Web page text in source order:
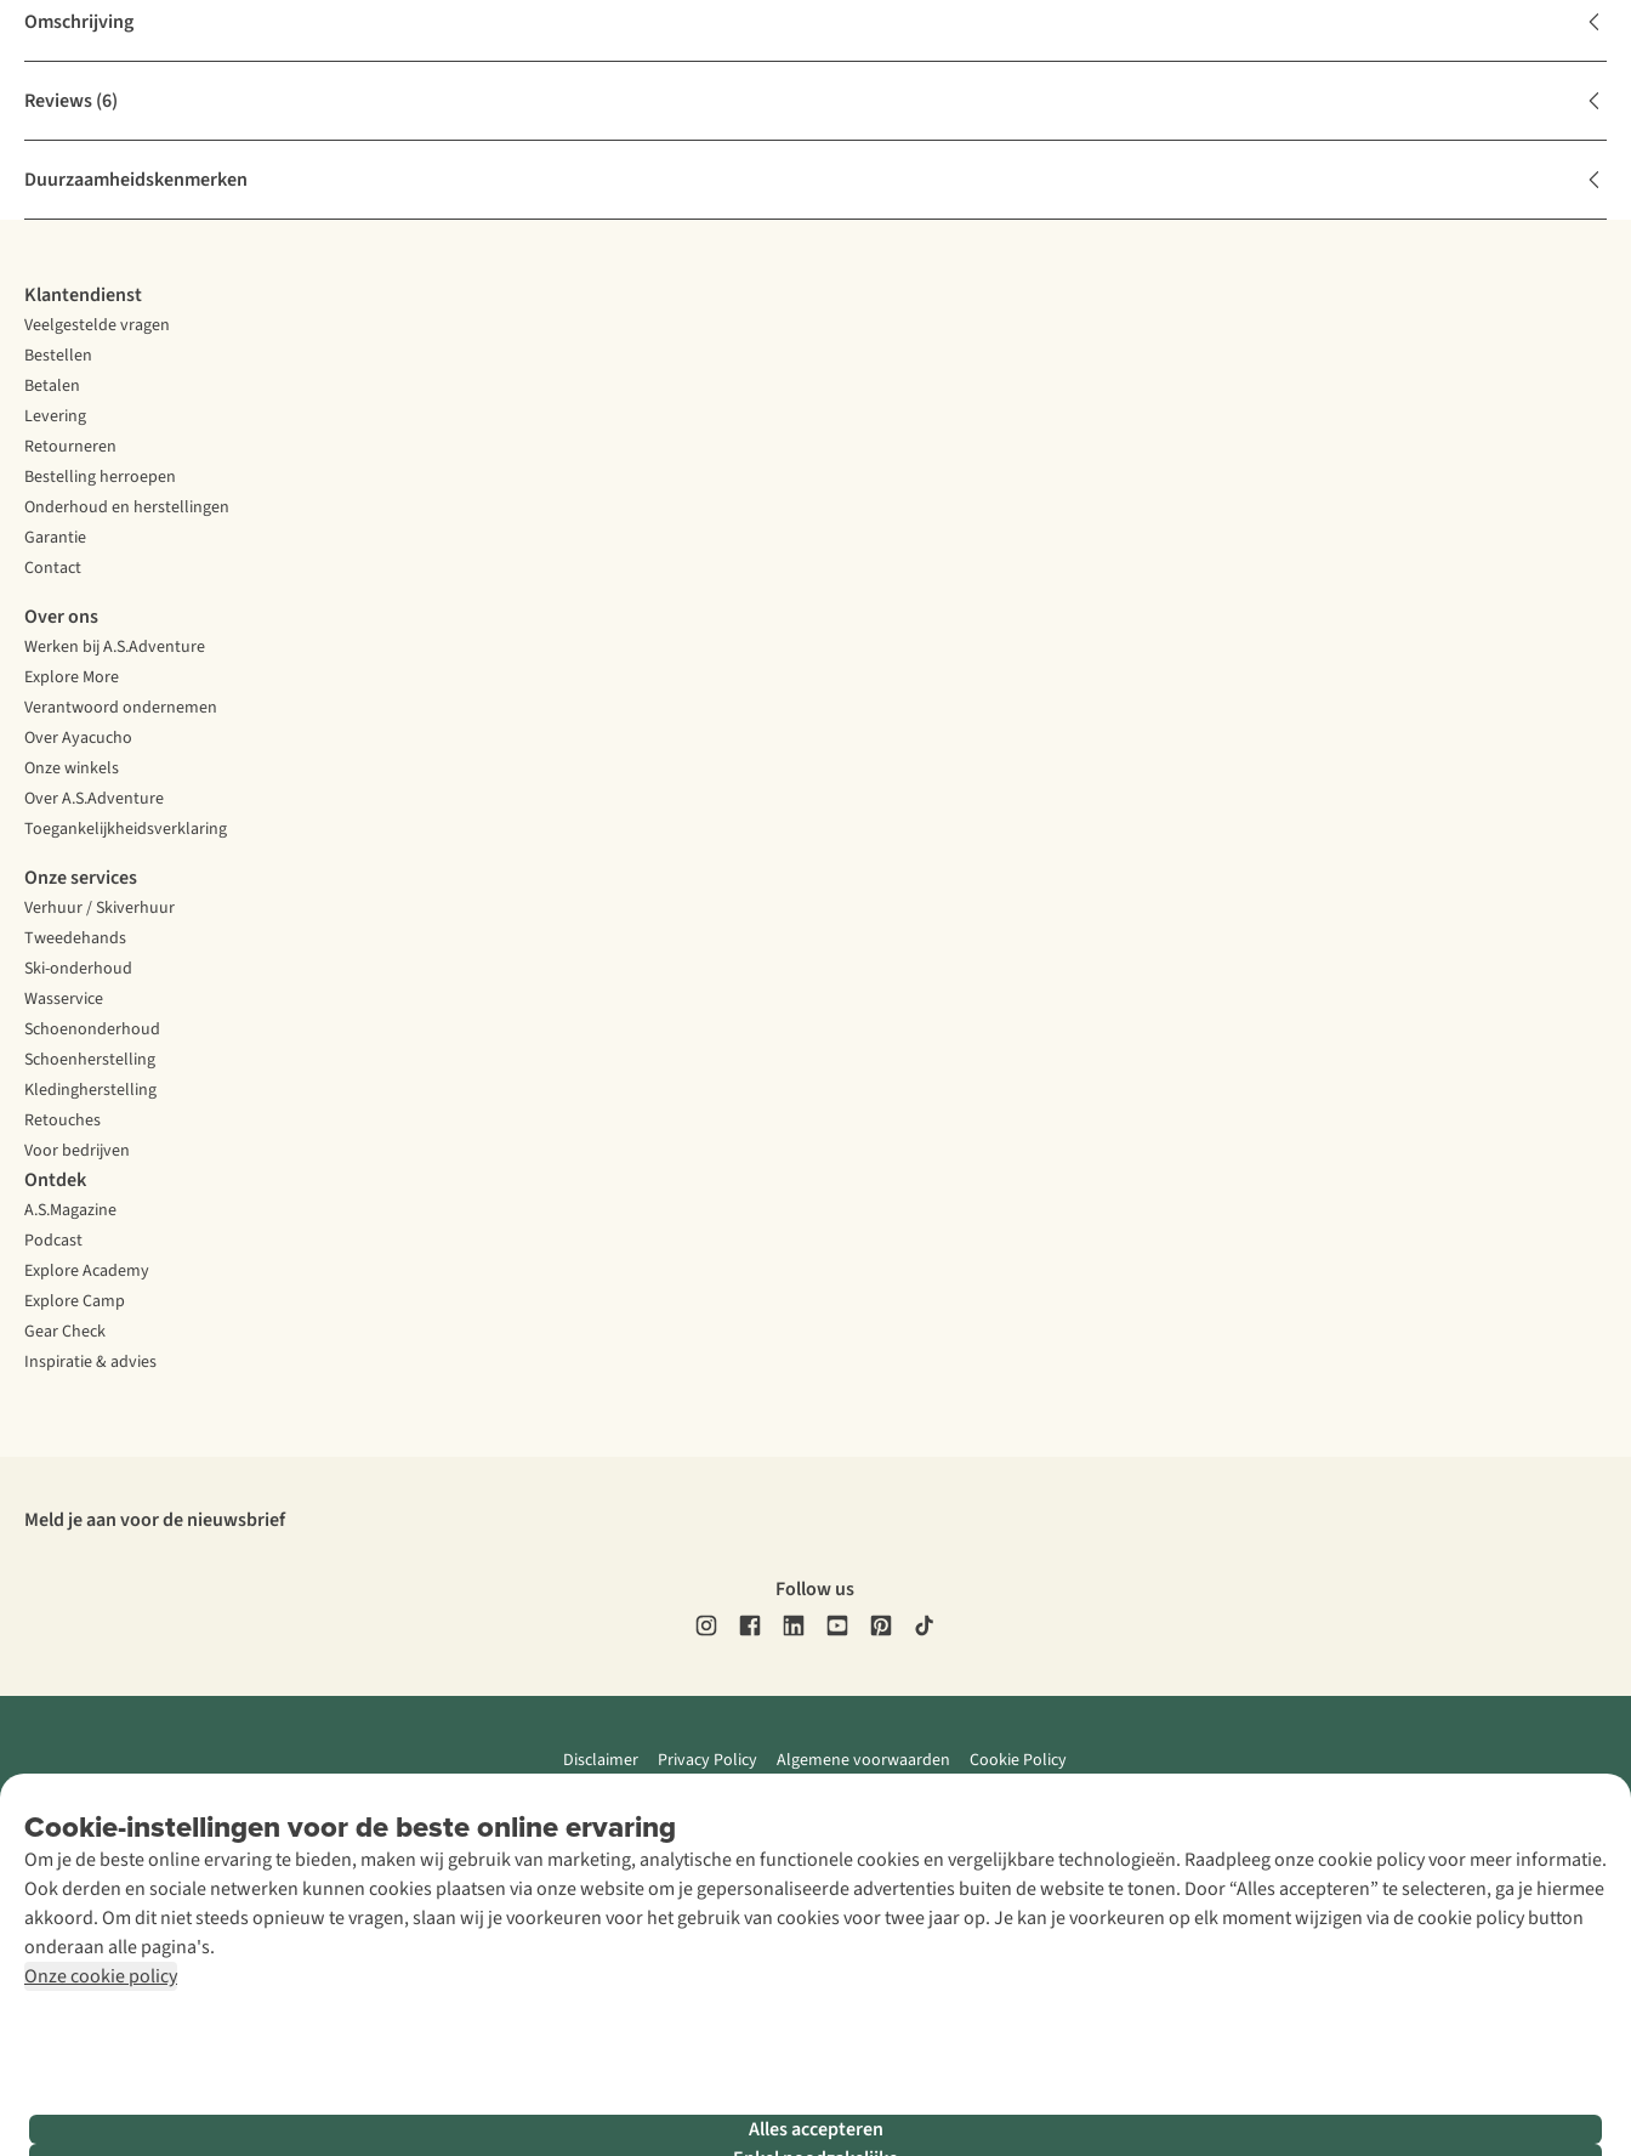
Omschrijving
Reviews(6)
Duurzaamheidskenmerken
Cookie-instellingen voor de beste online ervaring
Om je de beste online ervaring te bieden, maken wij gebruik van marketing, analytische en functionele cookies en vergelijkbare technologieën. Raadpleeg onze cookie policy voor meer informatie.
Ook derden en sociale netwerken kunnen cookies plaatsen via onze website om je gepersonaliseerde advertenties buiten de website te tonen. Door “Alles accepteren” te selecteren, ga je hiermee
akkoord. Om dit niet steeds opnieuw te vragen, slaan wij je voorkeuren voor het gebruik van cookies voor twee jaar op. Je kan je voorkeuren op elk moment wijzigen via de cookie policy button
onderaan alle pagina's.
Onze cookie policy
Alles accepteren
Klantendienst
Veelgestelde vragen
Bestellen
Betalen
Levering
Retourneren
Bestelling herroepen
Onderhoud en herstellingen
Garantie
Contact
Over ons
Werken bij A.S.Adventure
Explore More
Verantwoord ondernemen
Over Ayacucho
Onze winkels
Over A.S.Adventure
Toegankelijkheidsverklaring
Onze services
Verhuur / Skiverhuur
Tweedehands
Ski-onderhoud
Wasservice
Schoenonderhoud
Schoenherstelling
Kledingherstelling
Retouches
Voor bedrijven
Ontdek
A.S.Magazine
Podcast
Explore Academy
Explore Camp
Gear Check
Inspiratie & advies
Meld je aan voor de nieuwsbrief
Follow us
Disclaimer Privacy Policy Algemene voorwaarden Cookie Policy
Retail Concepts
NV,
Smallandlaan
9, B-2660
Hoboken
+32 (0)3 828
30 15